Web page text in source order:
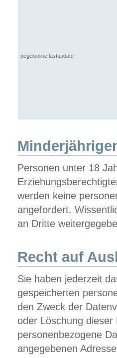
pegelonline.lastupdate
Personen unter 18
werden keine
angefordert.
an Dritte
Recht auf
Sie haben jederzeit
gespeicherten
den Zweck der
oder Löschung
personenbezogene
angegebenen